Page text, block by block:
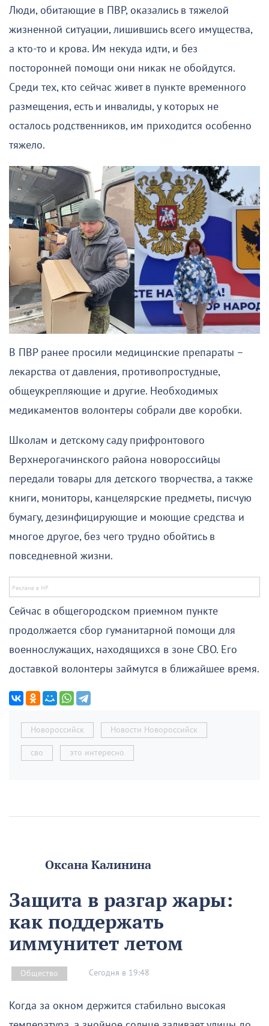
Люди, обитающие в ПВР, оказались в тяжелой
жизненной ситуации, лишившись всего имущества,
а кто-то и крова. Им некуда идти, и без
посторонней помощи они никак не обойдутся.
Среди тех, кто сейчас живет в пункте временного
размещения, есть и инвалиды, у которых не
осталось родственников, им приходится особенно
тяжело.
В ПВР ранее просили медицинские препараты –
лекарства от давления, противопростудные,
общеукрепляющие и другие. Необходимых
медикаментов волонтеры собрали две коробки.
Школам и детскому саду прифронтового
Верхнерогачинского района новороссийцы
передали товары для детского творчества, а также
книги, мониторы, канцелярские предметы, писчую
бумагу, дезинфицирующие и моющие средства и
многое другое, без чего трудно обойтись в
повседневной жизни.
Сейчас в общегородском приемном пункте
продолжается сбор гуманитарной помощи для
военнослужащих, находящихся в зоне СВО. Его
доставкой волонтеры займутся в ближайшее время.
Новороссийск Новости Новороссийск
сво это интересно
Оксана Калинина
Защита в разгар жары:
как поддержать
иммунитет летом
Общество Сегодня в 19:48
Когда за окном держится стабильно высокая